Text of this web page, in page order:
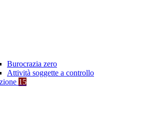
Burocrazia zero
Attività soggette a controllo
15